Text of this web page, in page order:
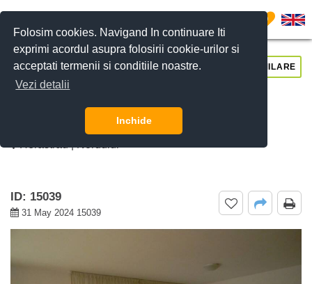
Folosim cookies. Navigand In continuare Iti
exprimi acordul asupra folosirii cookie-urilor si
acceptati termenii si conditiile noastre.
Vezi detalii
Inchide
0
Herastrau, Bucuresti
ID: 15039
31 May 2024 15039
CERE DETALII SUNĂ-NE SIMILARE